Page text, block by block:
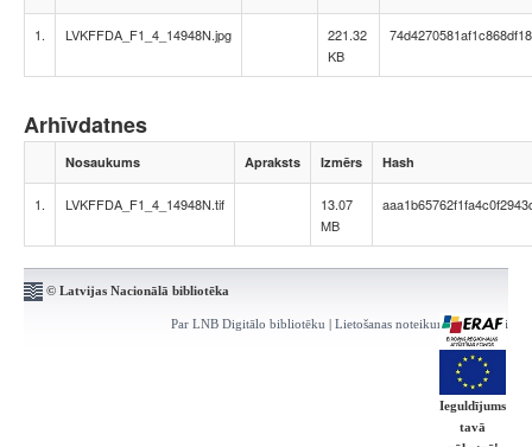
1. LVKFFDA_F1_4_14948N.jpg
221.32
KB
Arhīvdatnes
Nosaukums Apraksts Izmērs Hash
1. LVKFFDA_F1_4_14948N.tif
13.07
MB
© Latvijas Nacionālā bibliotēka
Par LNB Digitālo bibliotēku | Lietošanas noteikumi | Kontakti
Ieguldījums
tavā